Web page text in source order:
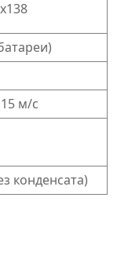
м/с
конденсата)